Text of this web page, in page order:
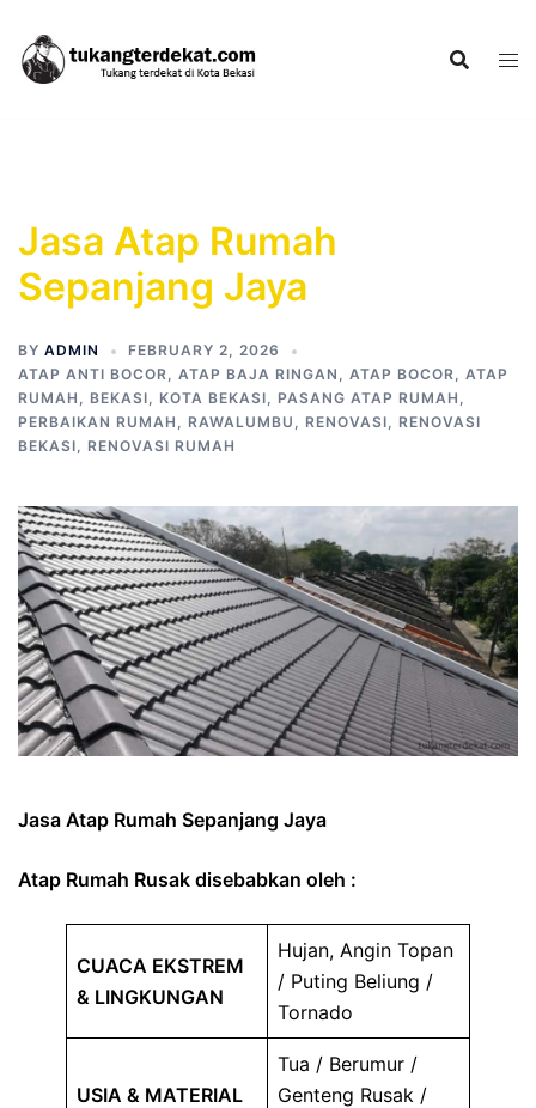
content
Jasa Atap Rumah
Sepanjang Jaya
BY ADMIN
FEBRUARY 2, 2026
ATAP ANTI BOCOR, ATAP BAJA RINGAN , ATAP BOCOR, ATAP
RUMAH , BEKASI, KOTA BEKASI, PASANG ATAP RUMAH ,
PERBAIKAN RUMAH , RAWALUMBU , RENOVASI, RENOVASI
BEKASI, RENOVASI RUMAH
Jasa Atap Rumah Sepanjang Jaya
Atap Rumah Rusak disebabkan oleh :
CUACA EKSTREM
& LINGKUNGAN
Hujan, Angin Topan
/ Puting Beliung /
Tornado
USIA & MATERIAL
Tua / Berumur /
Genteng Rusak /